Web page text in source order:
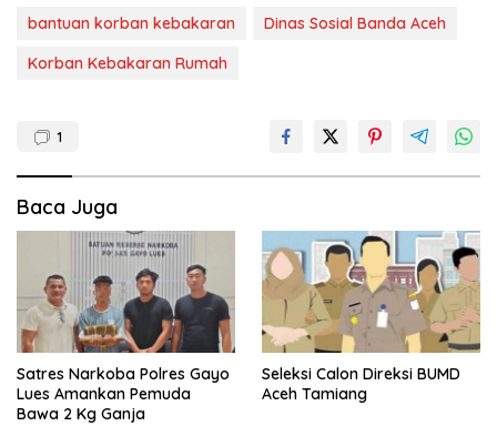
bantuan korban kebakaran
Dinas Sosial Banda Aceh
Korban Kebakaran Rumah
1
Baca Juga
Satres Narkoba Polres Gayo
Lues Amankan Pemuda
Bawa 2 Kg Ganja
Seleksi Calon Direksi BUMD
Aceh Tamiang